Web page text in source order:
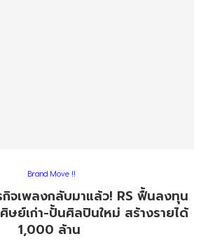
Brand Move !!
กิจเพลงกลับมาแล้ว! RS ฟื้นลงทุน
ษย์เก่า-ปั้นศิลปินใหม่ สร้างรายได้
1,000 ล้าน